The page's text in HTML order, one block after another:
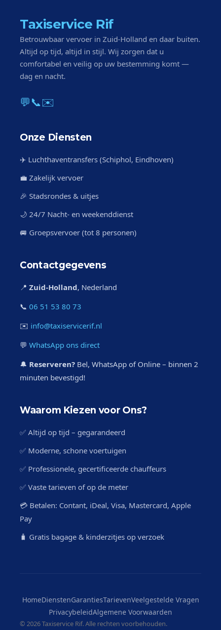
Taxiservice Rif
Betrouwbaar vervoer in Zuid-Holland en daar buiten.
Altijd op tijd, altijd in stijl. Wij zorgen dat u
comfortabel en veilig op uw bestemming komt —
dag en nacht.
💬📞✉️
Onze Diensten
✈️ Luchthaventransfers (Schiphol, Eindhoven)
💼 Zakelijk vervoer
🎉 Stadsrondes & uitjes
🌙 24/7 Nacht- en weekenddienst
🚐 Groepsvervoer (tot 8 personen)
Contactgegevens
📍 Zuid-Holland, Nederland
📞 06 51 53 80 73
✉️ info@taxiservicerif.nl
💬 WhatsApp ons direct
🔔 Reserveren? Bel, WhatsApp of Online – binnen 2
minuten bevestigd!
Waarom Kiezen voor Ons?
✅ Altijd op tijd – gegarandeerd
✅ Moderne, schone voertuigen
✅ Professionele, gecertificeerde chauffeurs
✅ Vaste tarieven of op de meter
💳 Betalen: Contant, iDeal, Visa, Mastercard, Apple
Pay
🧳 Gratis bagage & kinderzitjes op verzoek
HomeDienstenGarantiesTarievenVeelgestelde Vragen
PrivacybeleidAlgemene Voorwaarden
© 2026 Taxiservice Rif. Alle rechten voorbehouden.